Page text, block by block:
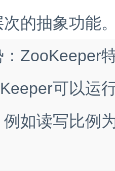
次的抽象功能
ZooKeeper
可以运
如读写比例